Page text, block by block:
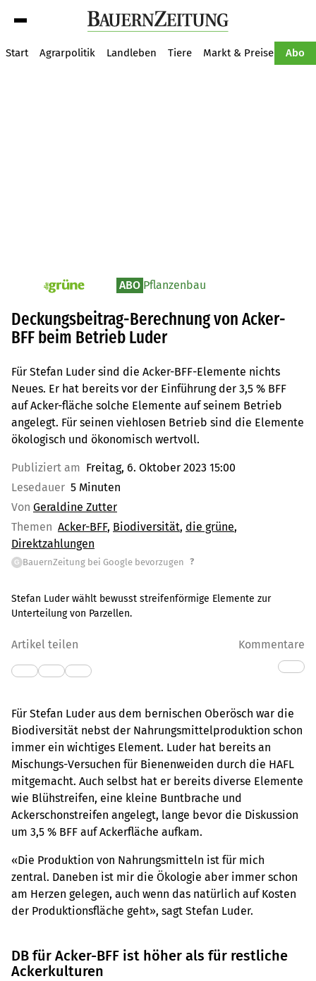
Start Agrarpolitik Landleben Tiere Markt & Preise Abo
pv_die-grune-online ABO Pflanzenbau
Deckungsbeitrag-Berechnung von Acker-
BFF beim Betrieb Luder
Für Stefan Luder sind die Acker-BFF-Elemente nichts
Neues. Er hat bereits vor der Einführung der 3,5 % BFF
auf Acker-fläche solche Elemente auf seinem Betrieb
angelegt. Für seinen viehlosen Betrieb sind die Elemente
ökologisch und ökonomisch wertvoll.
Publiziert am Freitag, 6. Oktober 2023 15:00
Lesedauer 5 Minuten
Von Geraldine Zutter
Themen Acker-BFF Biodiversität die grüne
Direktzahlungen
G BauernZeitung bei Google bevorzugen ?
Stefan Luder wählt bewusst streifenförmige Elemente zur
Unterteilung von Parzellen.
Artikel teilen Kommentare
Für Stefan Luder aus dem bernischen Oberösch war die
Biodiversität nebst der Nahrungsmittelproduktion schon
immer ein wichtiges Element. Luder hat bereits an
Mischungs-Versuchen für Bienenweiden durch die HAFL
mitgemacht. Auch selbst hat er bereits diverse Elemente
wie Blühstreifen, eine kleine Buntbrache und
Ackerschonstreifen angelegt, lange bevor die Diskussion
um 3,5 % BFF auf Ackerfläche aufkam.
«Die Produktion von Nahrungsmitteln ist für mich
zentral. Daneben ist mir die Ökologie aber immer schon
am Herzen gelegen, auch wenn das natürlich auf Kosten
der Produktionsfläche geht», sagt Stefan Luder.
DB für Acker-BFF ist höher als für restliche
Ackerkulturen